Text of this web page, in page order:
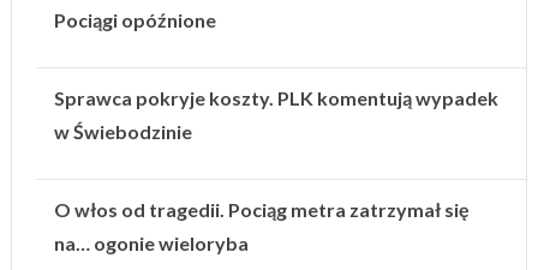
Pociągi opóźnione
Sprawca pokryje koszty. PLK komentują wypadek
w Świebodzinie
O włos od tragedii. Pociąg metra zatrzymał się
na… ogonie wieloryba